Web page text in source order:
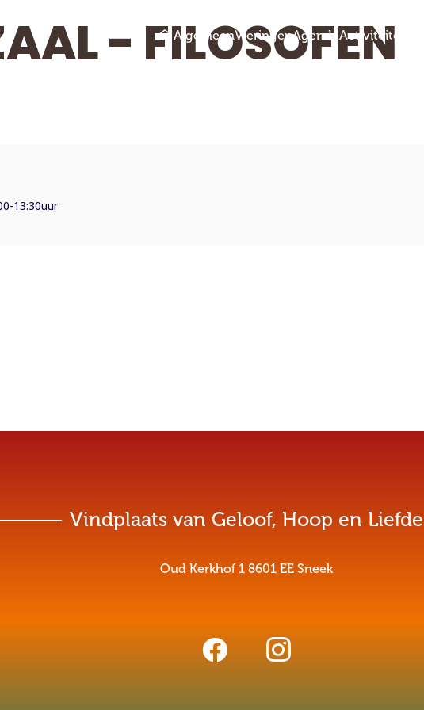
AlgemeenVieringenAgendaActiviteiten
- FILOSOFEN
-13:30
Vindplaats van Geloof, Hoop en Liefde
Oud Kerkhof 1 8601 EE Sneek